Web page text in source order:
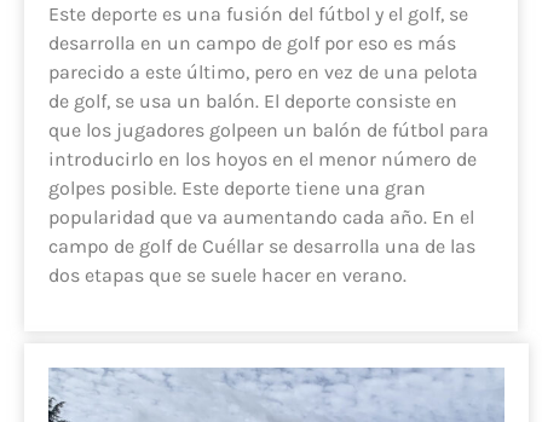
Este deporte es una fusión del fútbol y el golf, se
desarrolla en un campo de golf por eso es más
parecido a este último, pero en vez de una pelota
de golf, se usa un balón. El deporte consiste en
que los jugadores golpeen un balón de fútbol para
introducirlo en los hoyos en el menor número de
golpes posible. Este deporte tiene una gran
popularidad que va aumentando cada año. En el
campo de golf de Cuéllar se desarrolla una de las
dos etapas que se suele hacer en verano.